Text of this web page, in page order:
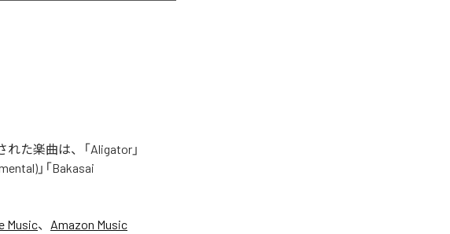
た楽曲は、「Aligator」
」「Bakasai
Music、 Amazon Music